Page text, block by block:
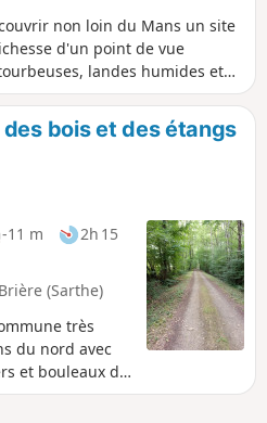
non loin du Mans un site
d'un point de vue
landes humides et
une mosaïque de
espèces rares dans la région :
des palombes, héron
royale, hottonie des
végétal.
bois et des étangs
-11 m
2h 15
(Sarthe)
très
du nord avec
et bouleaux du
le